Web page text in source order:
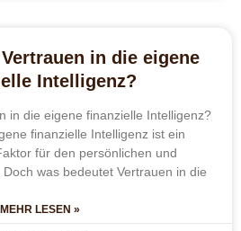
in die eigene
Intelligenz?
in die eigene finanzielle Intelligenz?
finanzielle Intelligenz ist ein
für den persönlichen und
was bedeutet Vertrauen in die
MEHR LESEN »